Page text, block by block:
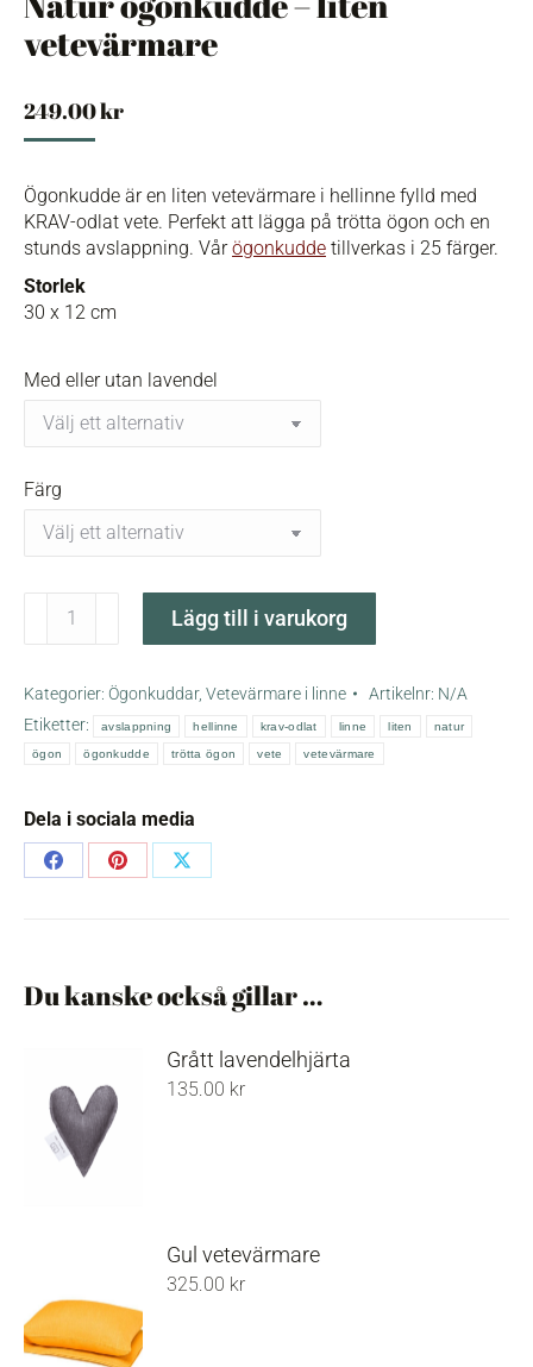
vetevärmare
249.00kr
Ögonkudde är en liten vetevärmare i hellinne fylld med
KRAV-odlat vete. Perfekt att lägga på trötta ögon och en
stunds avslappning. Vårögonkudde tillverkas i 25 färger.
Storlek
30 x 12 cm
Med eller utan lavendel
Färg
ögonkudde
vetevärmare
mängd
Lägg till i varukorg
Kategorier: Ögonkuddar, Vetevärmare i linne Artikelnr: N/A
Etiketter:
avslappning hellinne krav-odlat linne liten natur
ögon ögonkudde trötta ögon vete vetevärmare
Dela i sociala media
Share
Share
Share
Du kanske också gillar …
Grått lavendelhjärta
135.00 kr
Gul vetevärmare
325.00 kr